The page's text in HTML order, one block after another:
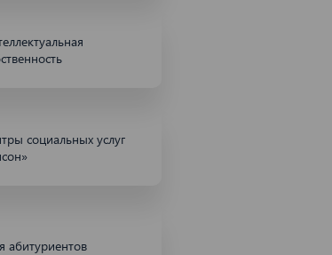
социальных услуг
абитуриентов